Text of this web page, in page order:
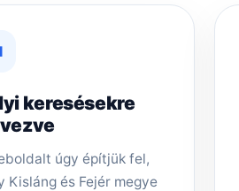
keresésekre
úgy építjük fel,
Kisláng és Fejér megye